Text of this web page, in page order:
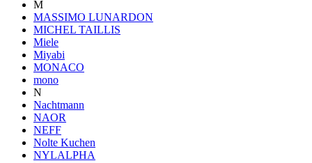
M
MASSIMO LUNARDON
MICHEL TAILLIS
Miele
Miyabi
MONACO
mono
N
Nachtmann
NAOR
NEFF
Nolte Kuchen
NYLALPHA